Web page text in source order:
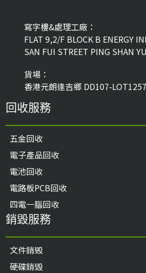
寫字樓&處理工廠：
FLAT 9,2/F BLOCK B ENERGY
SAN FUI STREET PING SHAN
貨場：
香港元朗逢吉鄉 DD107-
回收服務
五金回收
電子產品回收
電池回收
電路板PCB回收
四電一腦回收
銷毀服務
文件銷毁
硬碟銷毀